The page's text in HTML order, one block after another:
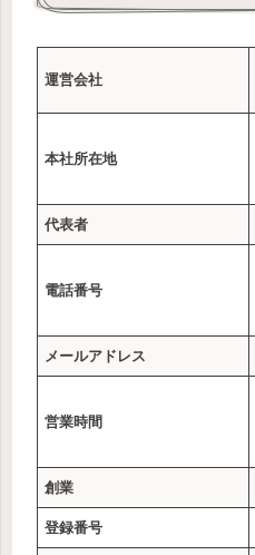
運営会社
本社所在地
代表者
電話番号
メールアドレス
営業時間
創業
登録番号